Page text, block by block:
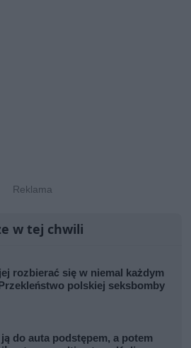
w tej chwili
rozbierać się w niemal każdym
polskiej seksbomby
ją do auta podstępem, a potem